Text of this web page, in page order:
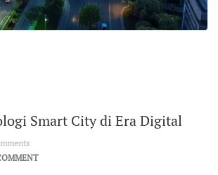
Smart City di Era Digital